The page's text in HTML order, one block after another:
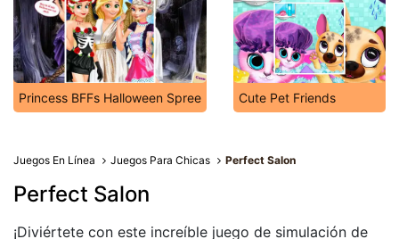
Princess BFFs Halloween Spree Cute Pet Friends
Juegos En Línea Juegos Para Chicas Perfect Salon
Perfect Salon
¡Diviértete con este increíble juego de simulación de